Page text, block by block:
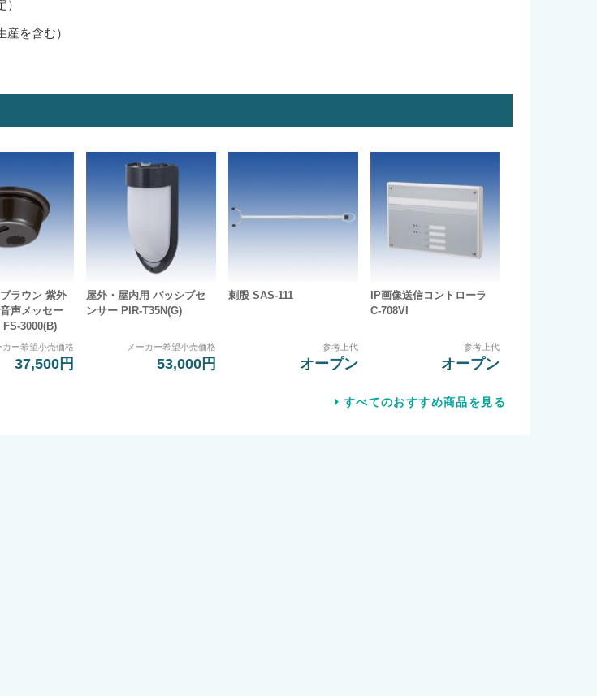
産を含む）
ラウン 紫外
声メッセー
3000(B)
カー希望小売価格
37,500円
屋外・屋内用 パッシブセ
ンサー PIR-T35N(G)
メーカー希望小売価格
53,000円
刺股 SAS-111
参考上代
オープン
IP画像送信コントローラ
C-708VI
参考上代
オープン
すべてのおすすめ商品を見る